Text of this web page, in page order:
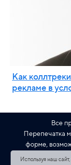
Как
рекламе в
Все
Перепечатка
форме,
Используя наш